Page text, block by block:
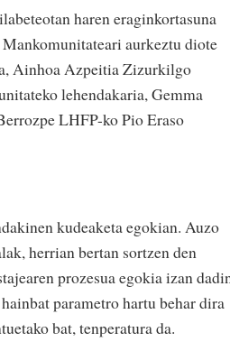
haren eraginkortasuna
aurkeztu diote
Ainhoa Azpeitia Zizurkilgo
lehendakaria, Gemma
LHFP-ko Pio Eraso
kudeaketa egokian. Auzo
herrian bertan sortzen den
prozesua egokia izan
parametro hartu behar dira
bat, tenperatura da.